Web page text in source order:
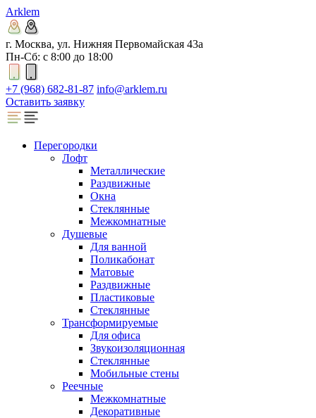
Arklem
г. Москва, ул. Нижняя Первомайская 43а
Пн-Сб: с 8:00 до 18:00
+7 (968) 682-81-87 info@arklem.ru
Оставить заявку
Перегородки
Лофт
Металлические
Раздвижные
Окна
Стеклянные
Межкомнатные
Душевые
Для ванной
Поликабонат
Матовые
Раздвижные
Пластиковые
Стеклянные
Трансформируемые
Для офиса
Звукоизоляционная
Стеклянные
Мобильные стены
Реечные
Межкомнатные
Декоративные